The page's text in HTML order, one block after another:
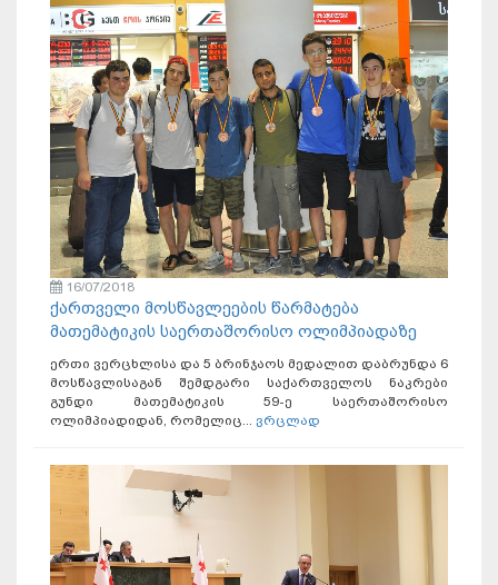
16/07/2018
ქართველი მოსწავლეების წარმატება
მათემატიკის საერთაშორისო ოლიმპიადაზე
ერთი ვერცხლისა და 5 ბრინჯაოს მედალით დაბრუნდა 6
მოსწავლისაგან შემდგარი საქართველოს ნაკრები
გუნდი მათემატიკის 59-ე საერთაშორისო
ოლიმპიადიდან, რომელიც... ვრცლად